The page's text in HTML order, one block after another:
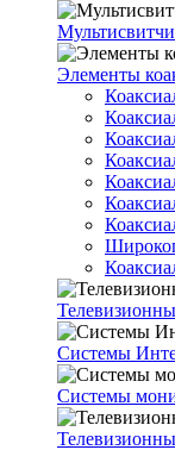
Мультисвитчи
Элементы
Системы
Системы